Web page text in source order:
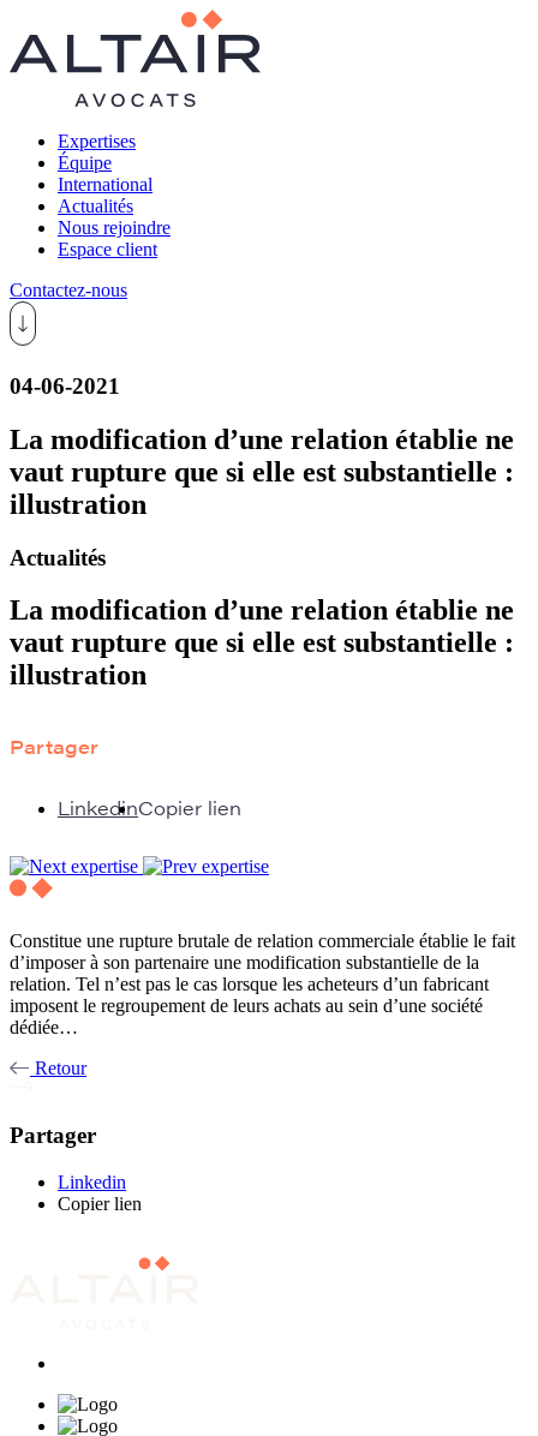
Expertises
Équipe
International
Actualités
Nous rejoindre
Espace client
Contactez-nous
04-06-2021
La modification d’une relation établie ne
vaut rupture que si elle est substantielle :
illustration
Actualités
La modification d’une relation établie ne
vaut rupture que si elle est substantielle :
illustration
Partager
LinkedinCopier lien
Constitue une rupture brutale de relation commerciale établie le fait
d’imposer à son partenaire une modification substantielle de la
relation. Tel n’est pas le cas lorsque les acheteurs d’un fabricant
imposent le regroupement de leurs achats au sein d’une société
dédiée…
Retour
Partager
Linkedin
Copier lien